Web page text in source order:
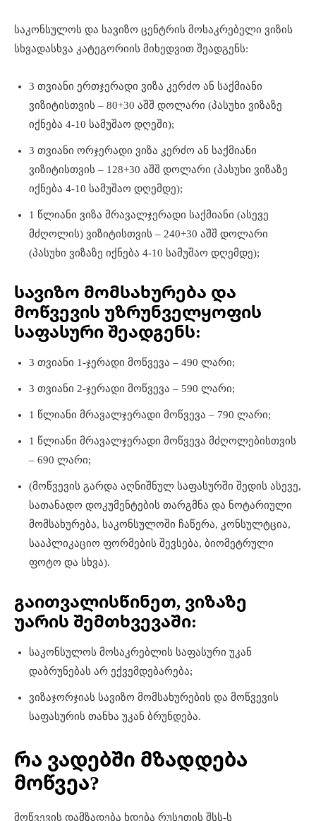
საკონსულოს და სავიზო ცენტრის მოსაკრებელი ვიზის
სხვადასხვა კატეგორიის მიხედვით შეადგენს:
3 თვიანი ერთჯერადი ვიზა კერძო ან საქმიანი
ვიზიტისთვის – 80+30 აშშ დოლარი (პასუხი ვიზაზე
იქნება 4-10 სამუშაო დღეში);
3 თვიანი ორჯერადი ვიზა კერძო ან საქმიანი
ვიზიტისთვის – 128+30 აშშ დოლარი (პასუხი ვიზაზე
იქნება 4-10 სამუშაო დღემდე);
1 წლიანი ვიზა მრავალჯერადი საქმიანი (ასევე
მძღოლის) ვიზიტისთვის – 240+30 აშშ დოლარი
(პასუხი ვიზაზე იქნება 4-10 სამუშაო დღემდე);
სავიზო მომსახურება და
მოწვევის უზრუნველყოფის
საფასური შეადგენს:
3 თვიანი 1-ჯერადი მოწვევა – 490 ლარი;
3 თვიანი 2-ჯერადი მოწვევა – 590 ლარი;
1 წლიანი მრავალჯერადი მოწვევა – 790 ლარი;
1 წლიანი მრავალჯერადი მოწვევა მძღოლებისთვის
– 690 ლარი;
(მოწვევის გარდა აღნიშნულ საფასურში შედის ასევე,
სათანადო დოკუმენტების თარგმნა და ნოტარიული
მომსახურება, საკონსულოში ჩაწერა, კონსულტცია,
სააპლიკაციო ფორმების შევსება, ბიომეტრული
ფოტო და სხვა).
გაითვალისწინეთ, ვიზაზე
უარის შემთხვევაში:
საკონსულოს მოსაკრებლის საფასური უკან
დაბრუნებას არ ექვემდებარება;
ვიზაჯორჯიას სავიზო მომსახურების და მოწვევის
საფასურის თანხა უკან ბრუნდება.
რა ვადებში მზადდება
მოწვეა?
მოწვევის დამზადება ხდება რუსეთის შსს-ს